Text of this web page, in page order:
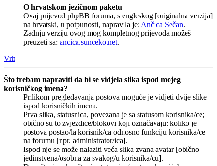
O hrvatskom jezičnom paketu
Ovaj prijevod phpBB foruma, s engleskog [originalna verzija]
na hrvatski, u potpunosti, napravila je: Ančica Sečan.
Zadnju verziju ovog mog kompletnog prijevoda možeš
preuzeti sa: ancica.sunceko.net.
Vrh
Što trebam napraviti da bi se vidjela slika ispod mojeg
korisničkog imena?
Prilikom pregledavanja postova moguće je vidjeti dvije slike
ispod korisničkih imena.
Prva slika, statusnica, povezana je sa statusom korisnika/ce;
obično su to zvjezdice/blokovi koji označavaju: koliko je
postova postao/la korisnik/ca odnosno funkciju korisnika/ce
na forumu [npr. administrator/ica].
Ispod nje se može nalaziti veća slika zvana avatar [obično
jedinstvena/osobna za svakog/u korisnika/cu].